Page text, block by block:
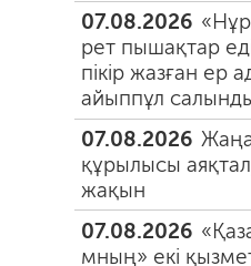
07.08.2026
рет пышақтар
пікір жазған ер
айыппұл
07.08.2026
құрылысы
жақын
07.08.2026
мның» екі